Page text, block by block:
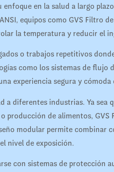
en la salud a largo
equipos como GVS Filtro
la temperatura y reducir el
o trabajos repetitivos
como los sistemas de flujo
experiencia segura y
a diferentes industrias. Ya sea
de alimentos, GVS
modular permite combinar
nivel de exposición.
con sistemas de protección